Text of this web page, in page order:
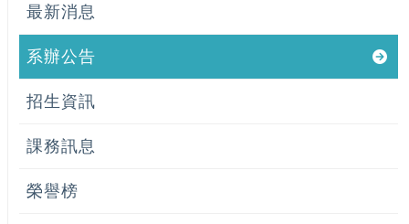
最新消息
系辦公告
招生資訊
課務訊息
榮譽榜